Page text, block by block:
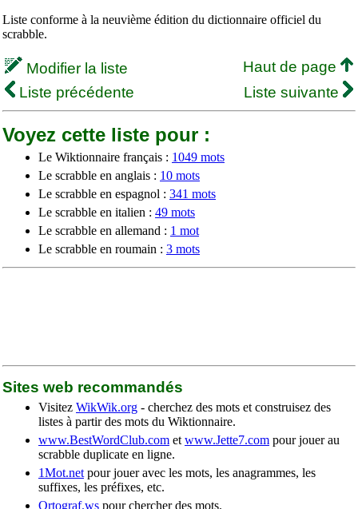
Liste conforme à la neuvième édition du dictionnaire officiel du
scrabble.
Modifier la liste
Haut de page
Liste précédente
Liste suivante
Voyez cette liste pour :
Le Wiktionnaire français : 1049 mots
Le scrabble en anglais : 10 mots
Le scrabble en espagnol : 341 mots
Le scrabble en italien : 49 mots
Le scrabble en allemand : 1 mot
Le scrabble en roumain : 3 mots
Sites web recommandés
Visitez WikWik.org - cherchez des mots et construisez des
listes à partir des mots du Wiktionnaire.
www.BestWordClub.com et www.Jette7.com pour jouer au
scrabble duplicate en ligne.
1Mot.net pour jouer avec les mots, les anagrammes, les
suffixes, les préfixes, etc.
Ortograf.ws pour chercher des mots.